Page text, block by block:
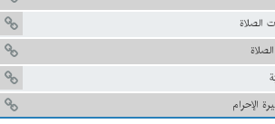
الصلاة
الإحرام